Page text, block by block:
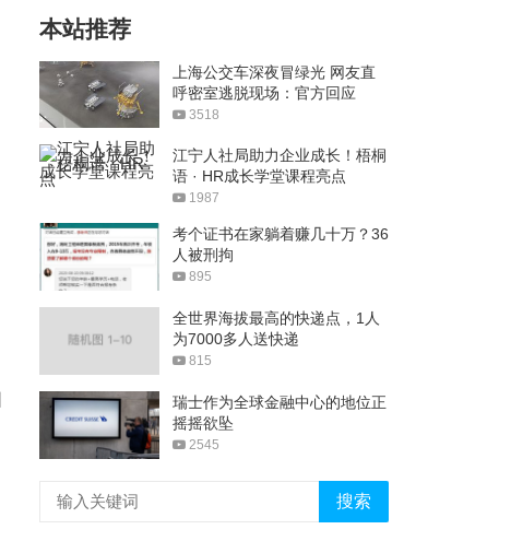
本站推荐
上海公交车深夜冒绿光 网友直
呼密室逃脱现场：官方回应
3518
江宁人社局助力企业成长！梧桐
语 · HR成长学堂课程亮点
1987
考个证书在家躺着赚几十万？36
人被刑拘
895
全世界海拔最高的快递点，1人
为7000多人送快递
815
瑞士作为全球金融中心的地位正
摇摇欲坠
2545
搜索